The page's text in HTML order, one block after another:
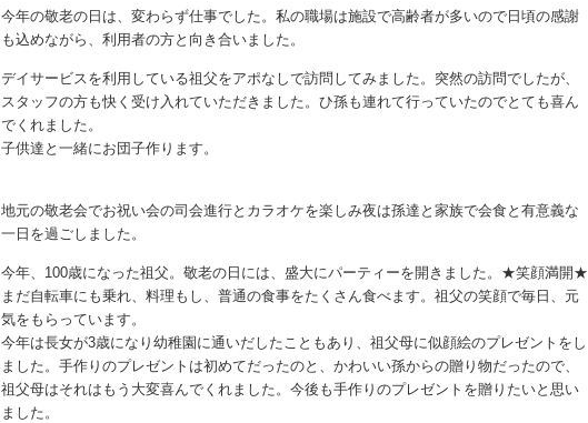
今年の敬老の日は、変わらず仕事でした。私の職場は施設で高齢者が多いので日頃の感謝
も込めながら、利用者の方と向き合いました。
デイサービスを利用している祖父をアポなしで訪問してみました。突然の訪問でしたが、
スタッフの方も快く受け入れていただきました。ひ孫も連れて行っていたのでとても喜ん
でくれました。
子供達と一緒にお団子作ります。
地元の敬老会でお祝い会の司会進行とカラオケを楽しみ夜は孫達と家族で会食と有意義な
一日を過ごしました。
今年、100歳になった祖父。敬老の日には、盛大にパーティーを開きました。★笑顔満開★
まだ自転車にも乗れ、料理もし、普通の食事をたくさん食べます。祖父の笑顔で毎日、元
気をもらっています。
今年は長女が3歳になり幼稚園に通いだしたこともあり、祖父母に似顔絵のプレゼントをし
ました。手作りのプレゼントは初めてだったのと、かわいい孫からの贈り物だったので、
祖父母はそれはもう大変喜んでくれました。今後も手作りのプレゼントを贈りたいと思い
ました。